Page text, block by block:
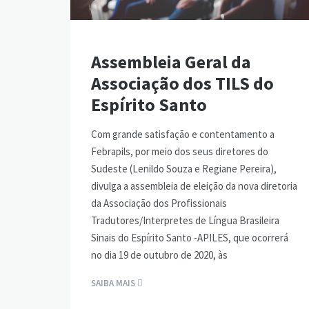
Assembleia Geral da
Associação dos TILS do
Espírito Santo
Com grande satisfação e contentamento a
Febrapils, por meio dos seus diretores do
Sudeste (Lenildo Souza e Regiane Pereira),
divulga a assembleia de eleição da nova diretoria
da Associação dos Profissionais
Tradutores/Interpretes de Língua Brasileira
Sinais do Espírito Santo -APILES, que ocorrerá
no dia 19 de outubro de 2020, às
SAIBA MAIS